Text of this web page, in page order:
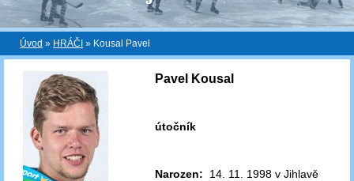
Úvod » HRÁČI » Kousal Pavel
Pavel Kousal
útočník
Narozen: 14. 11. 1998 v Jihlavě